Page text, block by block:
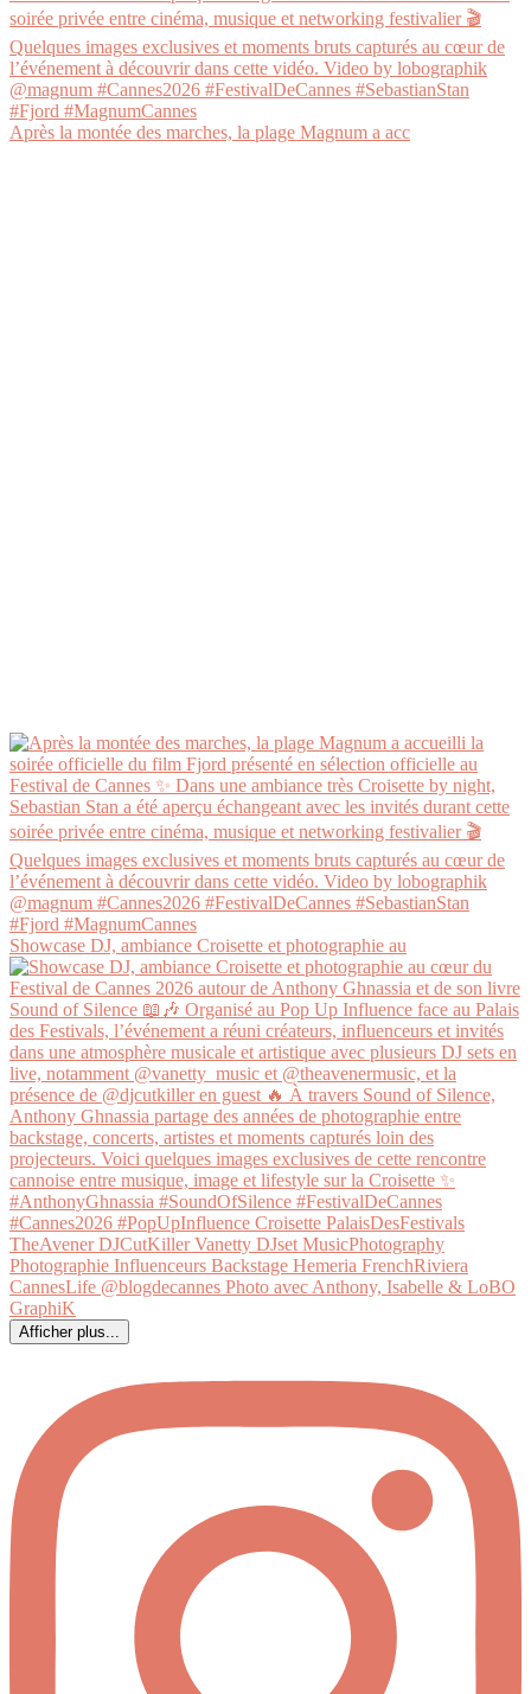
Après la montée des marches, la plage Magnum a acc
Showcase DJ, ambiance Croisette et photographie au
Afficher plus...